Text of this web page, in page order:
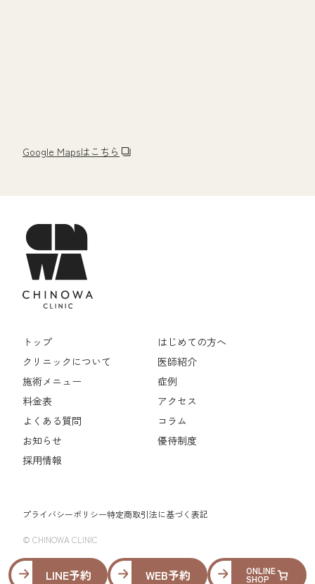
Google Mapsはこちら
トップ
はじめての方へ
クリニックについて
医師紹介
施術メニュー
症例
料金表
アクセス
よくある質問
コラム
お知らせ
優待制度
採用情報
プライバシーポリシー特定商取引法に基づく表記
© CHINOWA CLINIC
LINE予約 WEB予約 ONLINE
SHOP